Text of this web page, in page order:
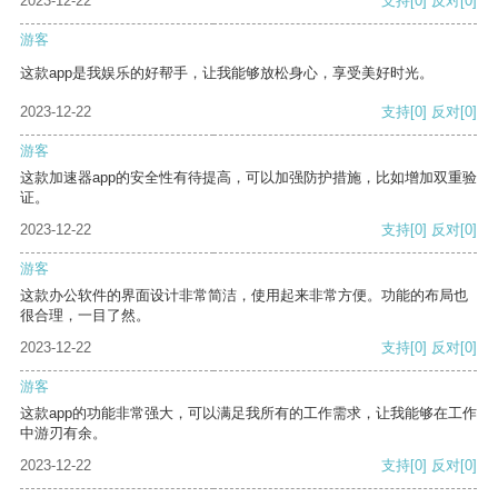
游客
这款app是我娱乐的好帮手，让我能够放松身心，享受美好时光。
2023-12-22 支持[0] 反对[0]
游客
这款加速器app的安全性有待提高，可以加强防护措施，比如增加双重验
证。
2023-12-22
支持[0] 反对[0]
游客
这款办公软件的界面设计非常简洁，使用起来非常方便。功能的布局也
很合理，一目了然。
2023-12-22
支持[0] 反对[0]
游客
这款app的功能非常强大，可以满足我所有的工作需求，让我能够在工作
中游刃有余。
2023-12-22
支持[0] 反对[0]